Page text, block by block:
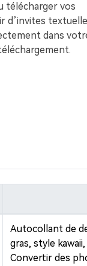
télécharger vos
d’invites
dans
Autocollant de
gras, style
Convertir des